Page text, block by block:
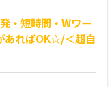
・短時間・Wワー
あればOK☆/＜超自